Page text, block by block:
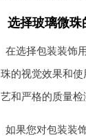
选择玻璃微珠
在选择包装装饰
珠的视觉效果和
艺和严格的质量检
如果您对包装装